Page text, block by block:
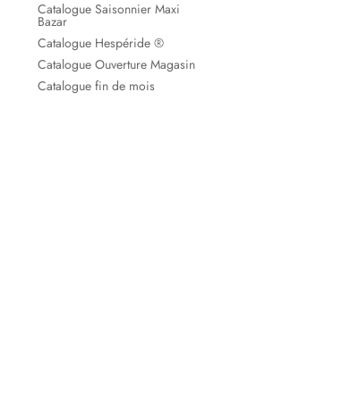
Catalogue Saisonnier Maxi
Bazar
Catalogue Hespéride ®
Catalogue Ouverture Magasin
Catalogue fin de mois